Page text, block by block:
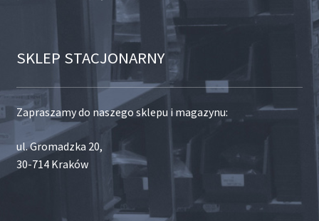
SKLEP STACJONARNY
Zapraszamy do naszego sklepu i magazynu:
ul. Gromadzka 20,
30-714 Kraków